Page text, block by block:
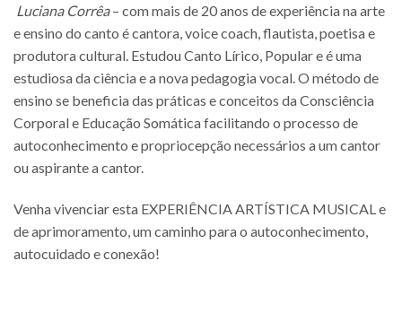
Luciana Corrêa– com mais de 20 anos de experiência na arte
e ensino do canto é cantora, voice coach, flautista, poetisa e
produtora cultural. Estudou Canto Lírico, Popular e é uma
estudiosa da ciência e a nova pedagogia vocal. O método de
ensino se beneficia das práticas e conceitos da Consciência
Corporal e Educação Somática facilitando o processo de
autoconhecimento e propriocepção necessários a um cantor
ou aspirante a cantor.
Venha vivenciar esta EXPERIÊNCIA ARTÍSTICA MUSICAL e
de aprimoramento, um caminho para o autoconhecimento,
autocuidado e conexão!